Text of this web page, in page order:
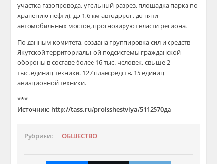
участка газопровода, угольный разрез, площадка парка по
хранению нефти), до 1,6 км автодорог, до пяти
автомобильных мостов, прогнозируют власти региона.
По данным комитета, создана группировка сил и средств
Якутской территориальной подсистемы гражданской
обороны в составе более 16 тыс. человек, свыше 2
тыс. единиц техники, 127 плавсредств, 15 единиц
авиационной техники.
***
Источник: http://tass.ru/proisshestviya/5112570да
Рубрики: ОБЩЕСТВО